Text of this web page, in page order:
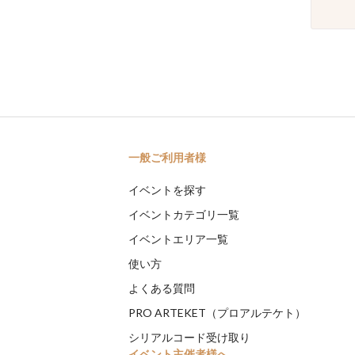
一般ご利用者様
イベントを探す
イベントカテゴリ一覧
イベントエリア一覧
使い方
よくある質問
PRO ARTEKET（プロアルテケト）
シリアルコード受け取り